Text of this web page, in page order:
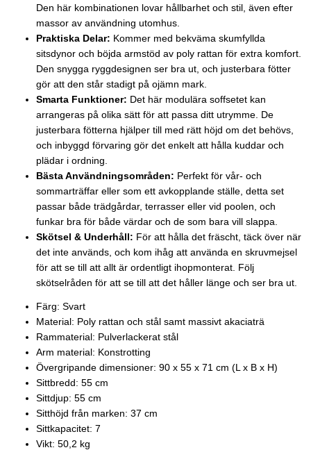
Den här kombinationen lovar hållbarhet och stil, även efter
massor av användning utomhus.
Praktiska Delar: Kommer med bekväma skumfyllda
sitsdynor och böjda armstöd av poly rattan för extra komfort.
Den snygga ryggdesignen ser bra ut, och justerbara fötter
gör att den står stadigt på ojämn mark.
Smarta Funktioner: Det här modulära soffsetet kan
arrangeras på olika sätt för att passa ditt utrymme. De
justerbara fötterna hjälper till med rätt höjd om det behövs,
och inbyggd förvaring gör det enkelt att hålla kuddar och
plädar i ordning.
Bästa Användningsområden: Perfekt för vår- och
sommarträffar eller som ett avkopplande ställe, detta set
passar både trädgårdar, terrasser eller vid poolen, och
funkar bra för både värdar och de som bara vill slappa.
Skötsel & Underhåll: För att hålla det fräscht, täck över när
det inte används, och kom ihåg att använda en skruvmejsel
för att se till att allt är ordentligt ihopmonterat. Följ
skötselråden för att se till att det håller länge och ser bra ut.
Färg: Svart
Material: Poly rattan och stål samt massivt akaciaträ
Rammaterial: Pulverlackerat stål
Arm material: Konstrotting
Övergripande dimensioner: 90 x 55 x 71 cm (L x B x H)
Sittbredd: 55 cm
Sittdjup: 55 cm
Sitthöjd från marken: 37 cm
Sittkapacitet: 7
Vikt: 50,2 kg